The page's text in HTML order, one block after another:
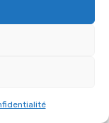
in
Auflage.
Keine
es nur